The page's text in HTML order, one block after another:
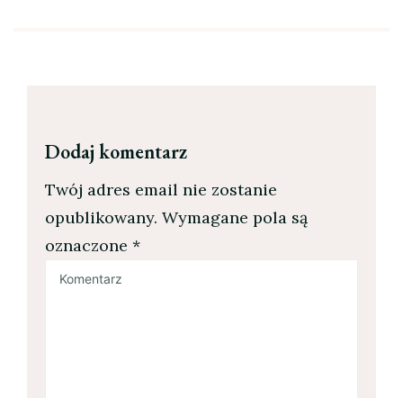
Dodaj komentarz
Twój adres email nie zostanie
opublikowany. Wymagane pola są
oznaczone *